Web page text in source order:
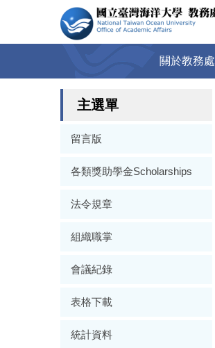
關於教務處
主選單
留言版
各類獎助學金Scholarships
法令規章
組織職掌
會議紀錄
表格下載
統計資料